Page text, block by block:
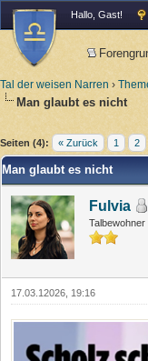
Hallo, Gast!
Tal der weisen Narren ›
Man glaubt es nicht
Seiten (4): « Zurück 1 2
Man glaubt es nicht
Fulvia
Talbewohner
17.03.12026, 19:16